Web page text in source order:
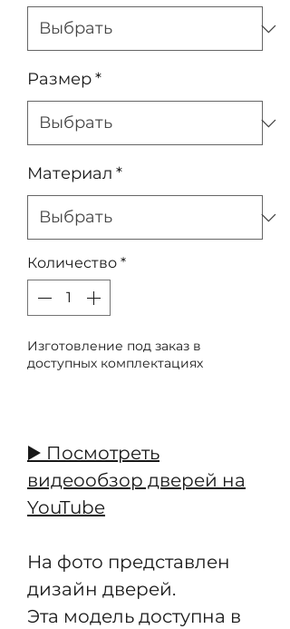
Размер*
Материал *
Количество *
Изготовление под заказ в
доступных комплектациях
▶️ Посмотреть
видеообзор дверей на
YouTube
На фото представлен
дизайн дверей.
Эта модель доступна в